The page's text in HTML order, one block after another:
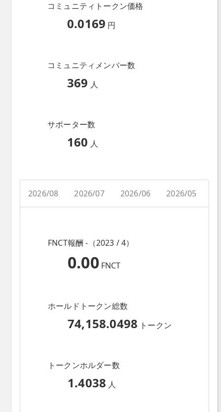
コミュニティトークン価格
0.0169 円
コミュニティメンバー数
369 人
サポーター数
160 人
2026/08 2026/07 2026/06 2026/05
FNCT報酬 -（2023 / 4）
0.00 FNCT
ホールドトークン総数
74,158.0498 トークン
トークンホルダー数
1.4038 人